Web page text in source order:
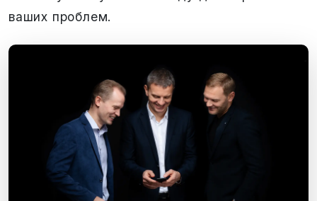
ваших проблем.